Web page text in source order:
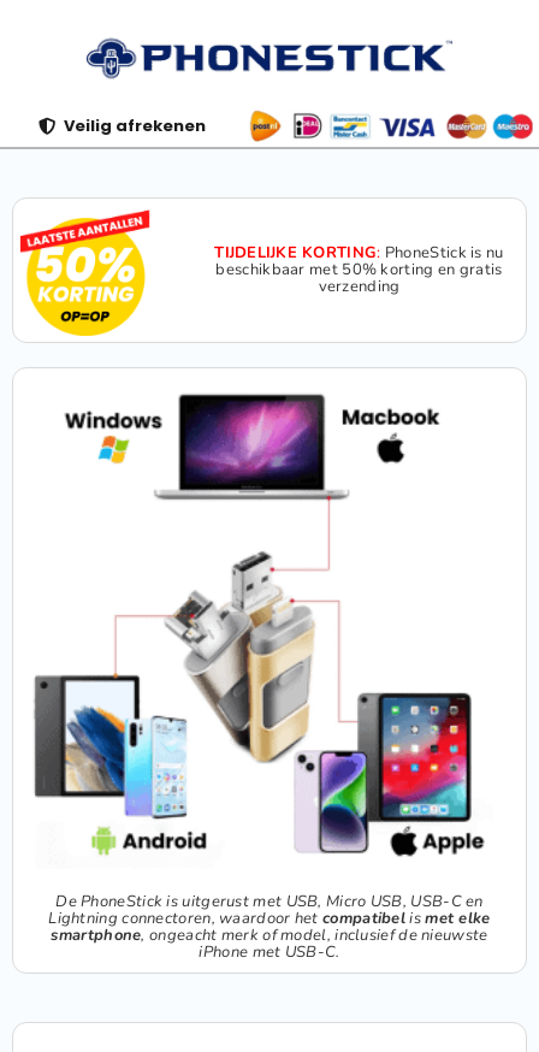
Veilig afrekenen
TIJDELIJKE KORTING: PhoneStick is nu
beschikbaar met 50% korting en gratis
verzending
De PhoneStick is uitgerust met USB, Micro USB, USB-C en
Lightning connectoren, waardoor hetcompatibelismet elke
smartphone, ongeacht merk of model, inclusief de nieuwste
iPhone met USB-C.